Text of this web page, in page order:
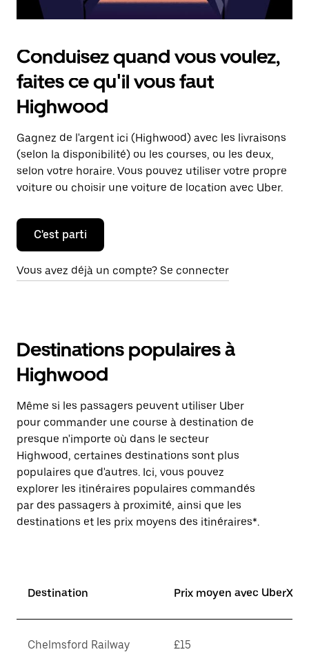
Conduisez quand vous voulez,
faites ce qu'il vous faut
Highwood
Gagnez de l'argent ici (Highwood) avec les livraisons
(selon la disponibilité) ou les courses, ou les deux,
selon votre horaire. Vous pouvez utiliser votre propre
voiture ou choisir une voiture de location avec Uber.
C'est parti
Vous avez déjà un compte? Se connecter
Destinations populaires à
Highwood
Même si les passagers peuvent utiliser Uber
pour commander une course à destination de
presque n'importe où dans le secteur
Highwood, certaines destinations sont plus
populaires que d'autres. Ici, vous pouvez
explorer les itinéraires populaires commandés
par des passagers à proximité, ainsi que les
destinations et les prix moyens des itinéraires*.
Destination Prix moyen avec UberX*
Chelmsford Railway
£15